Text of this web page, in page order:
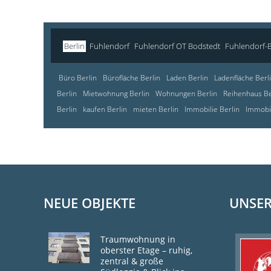
Berlin Fuhlendorf Fuhlendorf OT Bodstedt Fuhlendorf-
Büro Berlin Bürofläche Berlin Laden Berlin
Ladenfläche
Berlin
Mietwohnung Berlin Wohnungen Berlin
Reihenhaus
Berlin
kaufen Berlin mieten Berlin Immobilie Berlin
NEUE OBJEKTE
Traumwohnung in
oberster Etage – ruhig,
zentral & große